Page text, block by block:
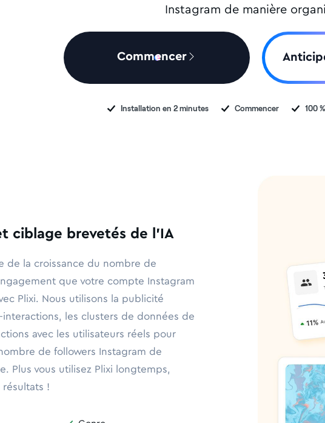
Instagram de manière
Commencer
Installation en 2 minutes Commencer 100
ciblage brevetés de l'IA
de la croissance du nombre de
que votre compte Instagram
Plixi. Nous utilisons la publicité
interactions, les clusters de données de
avec les utilisateurs réels pour
de followers Instagram de
Plus vous utilisez Plixi longtemps,
résultats !